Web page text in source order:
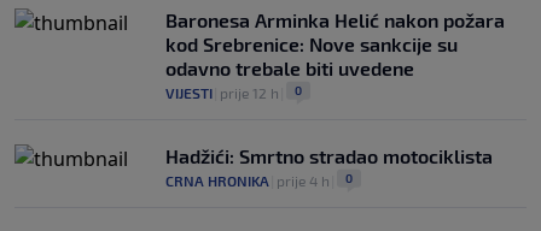
Baronesa Arminka Helić nakon požara
kod Srebrenice: Nove sankcije su
odavno trebale biti uvedene
VIJESTI prije 12 h 0
Hadžići: Smrtno stradao motociklista
CRNA HRONIKA prije 4 h 0